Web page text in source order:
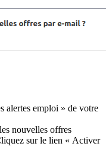
alertes emploi » de votre
nouvelles offres
sur le lien « Activer